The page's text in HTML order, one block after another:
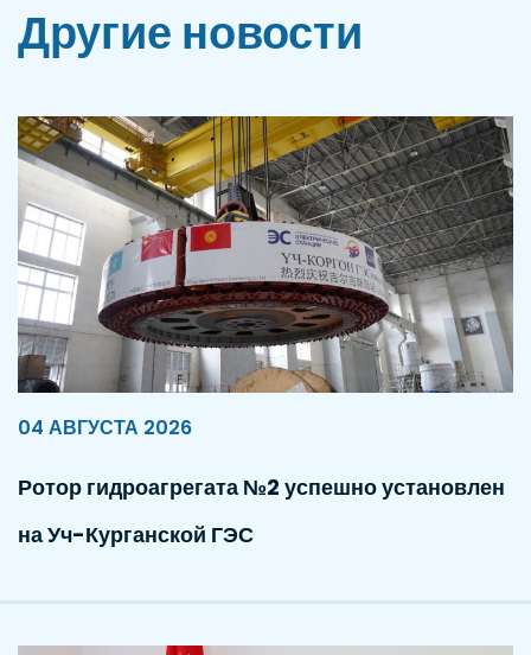
Другие новости
04 АВГУСТА 2026
Ротор гидроагрегата №2 успешно установлен
на Уч-Курганской ГЭС